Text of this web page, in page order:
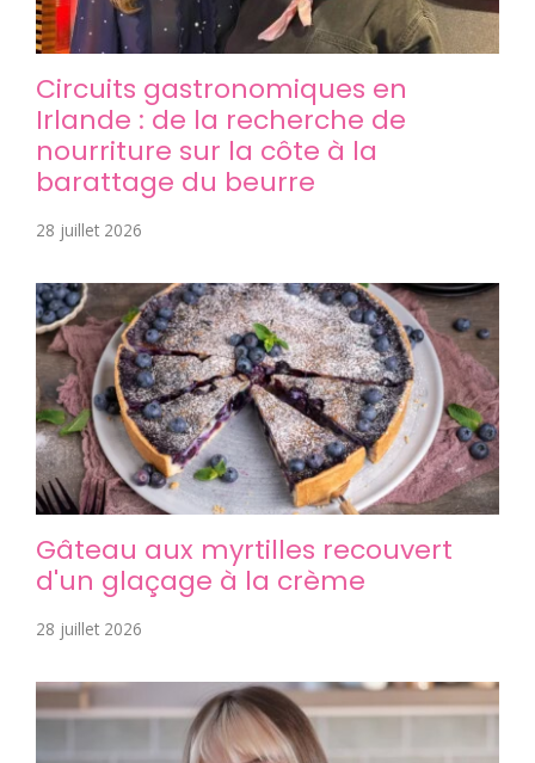
Circuits gastronomiques en
Irlande : de la recherche de
nourriture sur la côte à la
barattage du beurre
28 juillet 2026
Gâteau aux myrtilles recouvert
d'un glaçage à la crème
28 juillet 2026